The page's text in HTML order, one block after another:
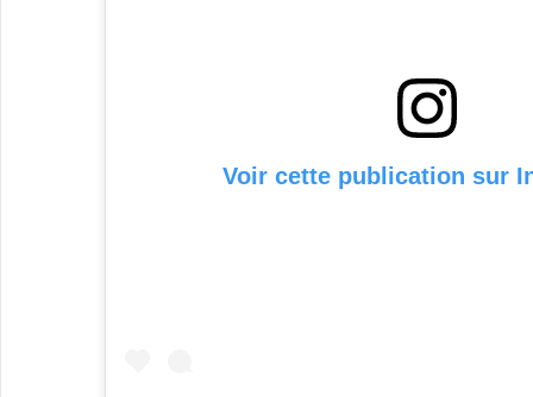
Voir cette publication sur